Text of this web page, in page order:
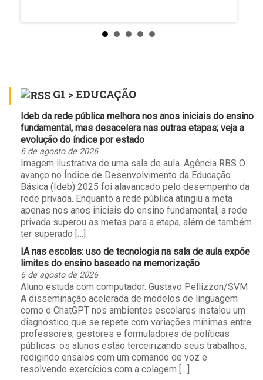
G1 > EDUCAÇÃO
Ideb da rede pública melhora nos anos iniciais do ensino
fundamental, mas desacelera nas outras etapas; veja a
evolução do índice por estado
6 de agosto de 2026
Imagem ilustrativa de uma sala de aula. Agência RBS O
avanço no Índice de Desenvolvimento da Educação
Básica (Ideb) 2025 foi alavancado pelo desempenho da
rede privada. Enquanto a rede pública atingiu a meta
apenas nos anos iniciais do ensino fundamental, a rede
privada superou as metas para a etapa, além de também
ter superado […]
IA nas escolas: uso de tecnologia na sala de aula expõe
limites do ensino baseado na memorização
6 de agosto de 2026
Aluno estuda com computador. Gustavo Pellizzon/SVM
A disseminação acelerada de modelos de linguagem
como o ChatGPT nos ambientes escolares instalou um
diagnóstico que se repete com variações mínimas entre
professores, gestores e formuladores de políticas
públicas: os alunos estão terceirizando seus trabalhos,
redigindo ensaios com um comando de voz e
resolvendo exercícios com a colagem […]